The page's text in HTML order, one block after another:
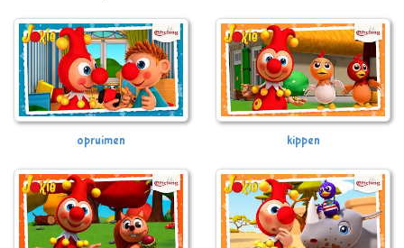
opruimen kippen